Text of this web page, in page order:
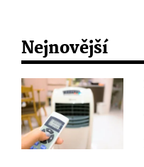
Nejnovější